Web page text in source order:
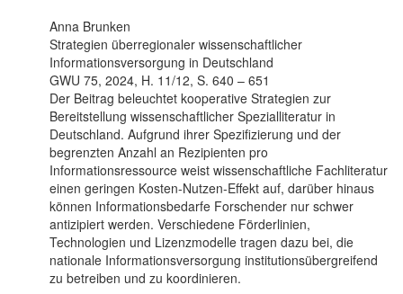
Anna Brunken
Strategien überregionaler wissenschaftlicher
Informationsversorgung in Deutschland
GWU 75, 2024, H. 11/12, S. 640 – 651
Der Beitrag beleuchtet kooperative Strategien zur
Bereitstellung wissenschaftlicher Spezialliteratur in
Deutschland. Aufgrund ihrer Spezifizierung und der
begrenzten Anzahl an Rezipienten pro
Informationsressource weist wissenschaftliche Fachliteratur
einen geringen Kosten-Nutzen-Effekt auf, darüber hinaus
können Informationsbedarfe Forschender nur schwer
antizipiert werden. Verschiedene Förderlinien,
Technologien und Lizenzmodelle tragen dazu bei, die
nationale Informationsversorgung institutionsübergreifend
zu betreiben und zu koordinieren.